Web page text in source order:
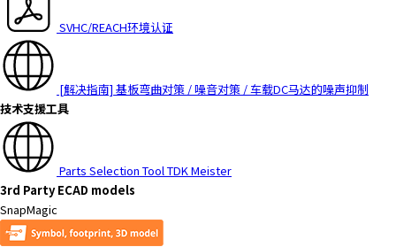
SVHC/REACH环境认证
[解决指南] 基板弯曲对策 / 噪音对策 / 车载DC马达的噪声抑制
技术支援工具
Parts Selection Tool TDK Meister
3rd Party ECAD models
SnapMagic